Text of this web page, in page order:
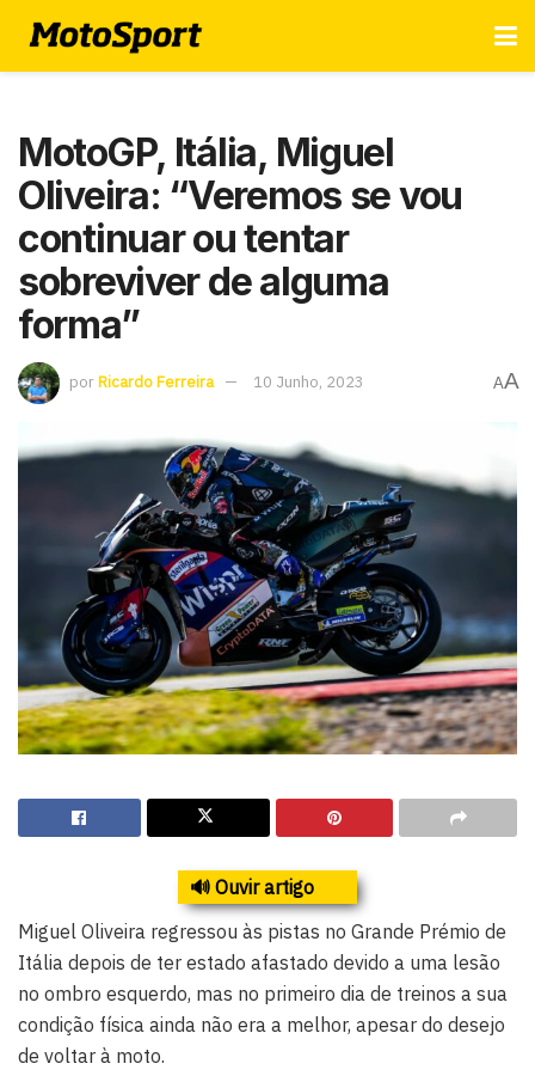
MotoGP, Itália, Miguel
Oliveira: “Veremos se vou
continuar ou tentar
sobreviver de alguma
forma”
porRicardo Ferreira 10 Junho, 2023 AA
🔊 Ouvir artigo
Miguel Oliveira regressou às pistas no Grande Prémio de
Itália depois de ter estado afastado devido a uma lesão
no ombro esquerdo, mas no primeiro dia de treinos a sua
condição física ainda não era a melhor, apesar do desejo
de voltar à moto.